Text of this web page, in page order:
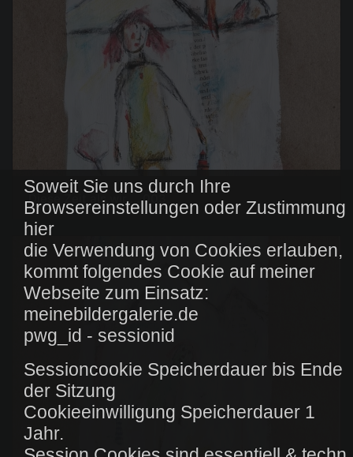
Soweit Sie uns durch Ihre
Browsereinstellungen oder Zustimmung
hier
die Verwendung von Cookies erlauben,
kommt folgendes Cookie auf meiner
Webseite zum Einsatz:
meinebildergalerie.de
pwg_id - sessionid
Sessioncookie Speicherdauer bis Ende
der Sitzung
Cookieeinwilligung Speicherdauer 1
Jahr.
Diese Zeit als wir ... 003